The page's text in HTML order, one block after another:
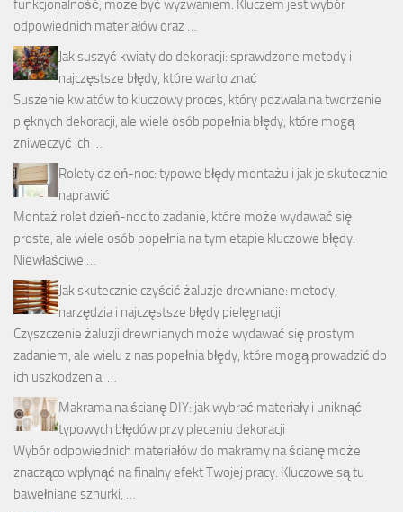
funkcjonalność, może być wyzwaniem. Kluczem jest wybór
odpowiednich materiałów oraz …
Jak suszyć kwiaty do dekoracji: sprawdzone metody i
najczęstsze błędy, które warto znać
Suszenie kwiatów to kluczowy proces, który pozwala na tworzenie
pięknych dekoracji, ale wiele osób popełnia błędy, które mogą
zniweczyć ich …
Rolety dzień-noc: typowe błędy montażu i jak je skutecznie
naprawić
Montaż rolet dzień-noc to zadanie, które może wydawać się
proste, ale wiele osób popełnia na tym etapie kluczowe błędy.
Niewłaściwe …
Jak skutecznie czyścić żaluzje drewniane: metody,
narzędzia i najczęstsze błędy pielęgnacji
Czyszczenie żaluzji drewnianych może wydawać się prostym
zadaniem, ale wielu z nas popełnia błędy, które mogą prowadzić do
ich uszkodzenia. …
Makrama na ścianę DIY: jak wybrać materiały i uniknąć
typowych błędów przy pleceniu dekoracji
Wybór odpowiednich materiałów do makramy na ścianę może
znacząco wpłynąć na finalny efekt Twojej pracy. Kluczowe są tu
bawełniane sznurki, …